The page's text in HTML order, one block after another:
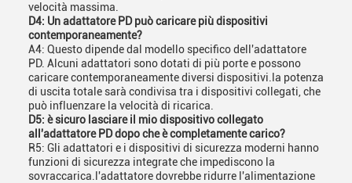
velocità massima.
D4: Un adattatore PD può caricare più dispositivi
contemporaneamente?
A4: Questo dipende dal modello specifico dell'adattatore
PD. Alcuni adattatori sono dotati di più porte e possono
caricare contemporaneamente diversi dispositivi.la potenza
di uscita totale sarà condivisa tra i dispositivi collegati, che
può influenzare la velocità di ricarica.
D5: è sicuro lasciare il mio dispositivo collegato
all'adattatore PD dopo che è completamente carico?
R5: Gli adattatori e i dispositivi di sicurezza moderni hanno
funzioni di sicurezza integrate che impediscono la
sovraccarica.l'adattatore dovrebbe ridurre l'alimentazione